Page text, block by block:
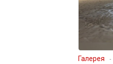
Галерея